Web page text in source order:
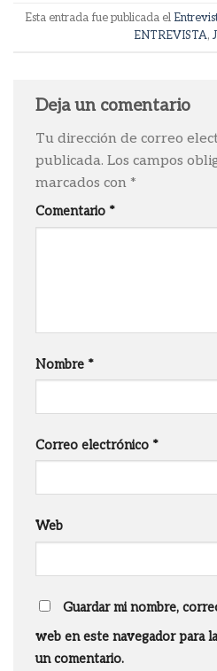
Esta entrada fue publicada el
ENTREVISTA,
Deja un comentario
Tu dirección de correo
publicada. Los campos
marcados con *
Comentario *
Nombre *
Correo electrónico *
Web
Guardar mi nombre,
web en este navegador para
un comentario.